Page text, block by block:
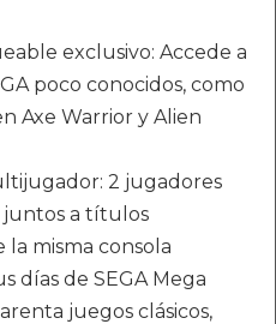
exclusivo: Accede a
poco conocidos, como
Axe Warrior y Alien
2 jugadores
a títulos
la misma consola
días de SEGA Mega
juegos clásicos,